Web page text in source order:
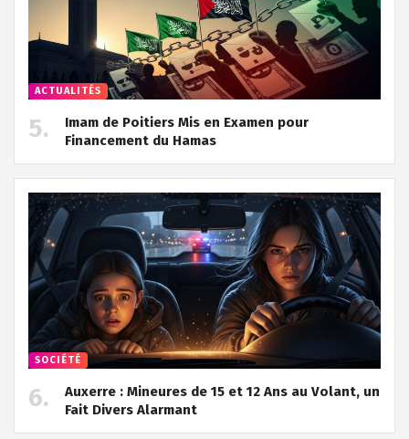
ACTUALITÉS
Imam de Poitiers Mis en Examen pour
Financement du Hamas
SOCIÉTÉ
Auxerre : Mineures de 15 et 12 Ans au Volant, un
Fait Divers Alarmant